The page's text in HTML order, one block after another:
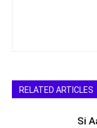
RELATED ARTICLES
Si